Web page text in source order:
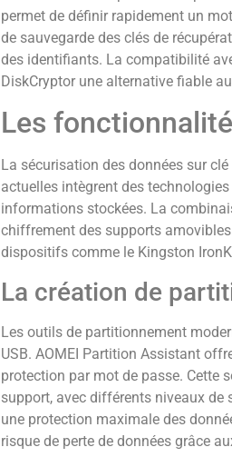
permet de définir rapidement un
de sauvegarde des clés de
des identifiants. La compatibilité
DiskCryptor une alternative fiable
Les
La sécurisation des données sur
actuelles intègrent des
informations stockées. La
chiffrement des supports
dispositifs comme le Kingston
La création de
Les outils de partitionnement
USB. AOMEI Partition Assistant
protection par mot de passe. Cette
support, avec différents niveaux
une protection maximale des
risque de perte de données grâce